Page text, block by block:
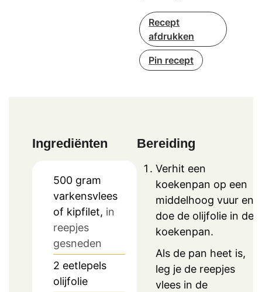
Recept
afdrukken
Pin recept
Ingrediënten
500 gram
varkensvlees
of kipfilet, in
reepjes
gesneden
2 eetlepels
olijfolie
Bereiding
Verhit een
koekenpan op een
middelhoog vuur en
doe de olijfolie in de
koekenpan.
Als de pan heet is,
leg je de reepjes
vlees in de